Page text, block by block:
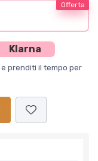
Offerta
Klarna
prenditi il tempo per